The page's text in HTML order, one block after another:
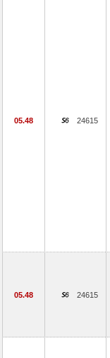
05.48 24615
05.48 24615